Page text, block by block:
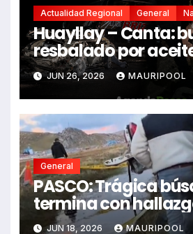
Actualidad Regional General
Huayllay – Canta:
resbalado por
impactó auto
dejando dos
JUN 26, 2026 MAURIPOOL
General
PASCO: Trágica
termina con
sin vida en Rancas
JUN 18, 2026 MAURIPOOL